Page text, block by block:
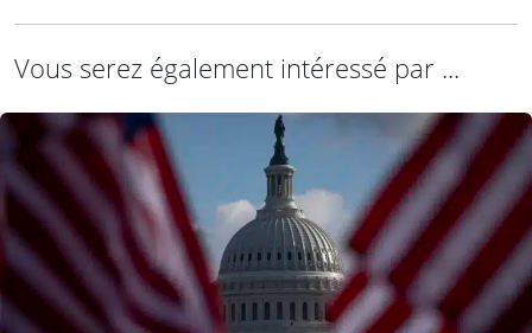
Vous serez également intéressé par ...